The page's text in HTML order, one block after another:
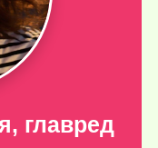
главред